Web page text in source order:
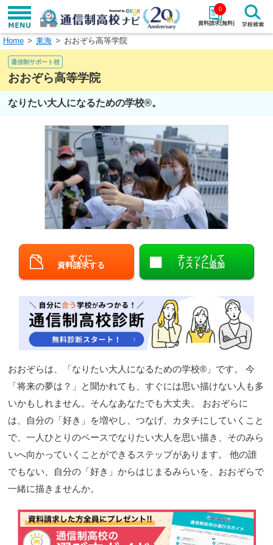
資料請求(無料)
0
学校名で探す
エリアから探す
エリアを選択して探す
北海道・東北
北陸・甲信越
中国
四国 九州・沖縄
Home 東海 おおぞら高等学院
通信制サポート校
おおぞら高等学院
なりたい大人になるための学校®。
すぐに
資料請求する
チェックして
リストに追加
おおぞらは、「なりたい大人になるための学校®」です。 今
「将来の夢は？」と聞かれても、すぐには思い描けない人も多
いかもしれません。そんなあなたでも大丈夫。 おおぞらに
は、自分の「好き」を増やし、つなげ、カタチにしていくこと
で、一人ひとりのペースでなりたい大人を思い描き、そのみら
いへ向かっていくことができるステップがあります。 他の誰
でもない、自分の「好き」からはじまるみらいを、おおぞらで
一緒に描きませんか。